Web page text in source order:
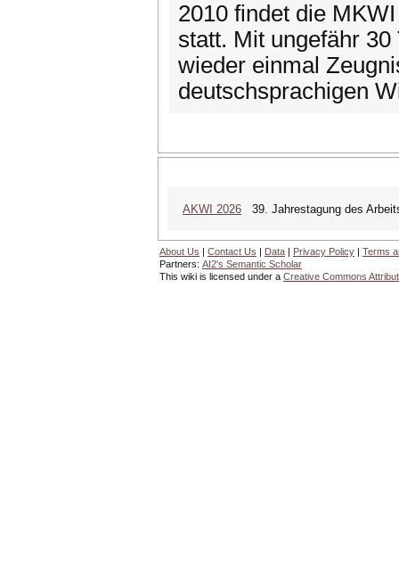
2010 findet die
statt. Mit ungefähr
wieder einmal
deutschsprachigen
AKWI 2026 39. Jahrestagung des
About Us | Contact Us | Data | Privacy Policy | Terms
Partners: AI2's Semantic Scholar
This wiki is licensed under a Creative Commons